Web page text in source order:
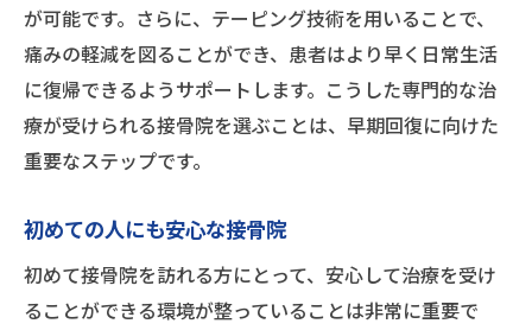
が可能です。さらに、テーピング技術を用いることで、
痛みの軽減を図ることができ、患者はより早く日常生活
に復帰できるようサポートします。こうした専門的な治
療が受けられる接骨院を選ぶことは、早期回復に向けた
重要なステップです。
初めての人にも安心な接骨院
初めて接骨院を訪れる方にとって、安心して治療を受け
ることができる環境が整っていることは非常に重要で